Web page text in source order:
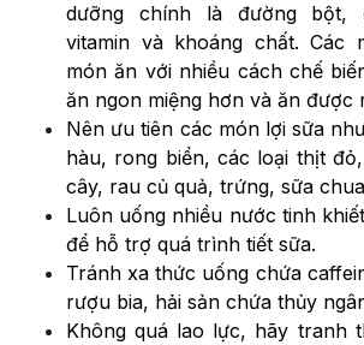
dưỡng chính là đường bột,
vitamin và khoáng chất. Các
món ăn với nhiều cách chế
ăn ngon miệng hơn và ăn được
Nên ưu tiên các món lợi sữa
hàu, rong biển, các loại thịt
cây, rau củ quả, trứng, sữa
Luôn uống nhiều nước tinh
để hỗ trợ quá trình tiết sữa.
Tránh xa thức uống chứa
rượu bia, hải sản chứa thủy
Không quá lao lực, hãy tranh